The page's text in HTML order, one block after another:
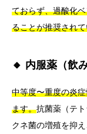
ておらず、過酸化
ることが推奨され
🔸 内服薬（飲み
中等度〜重度の炎
ます。抗菌薬（テ
クネ菌の増殖を抑